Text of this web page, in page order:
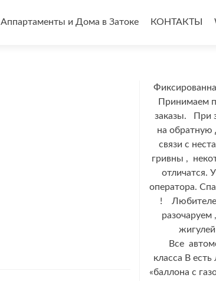
Аппартаменты и Дома в Затоке КОНТАКТЫ
Принимаем
заказы. При
на обратную
связи с
гривны ,
отличатся.
оператора.
!
разочаруем
Все
класса В есть
«баллона с